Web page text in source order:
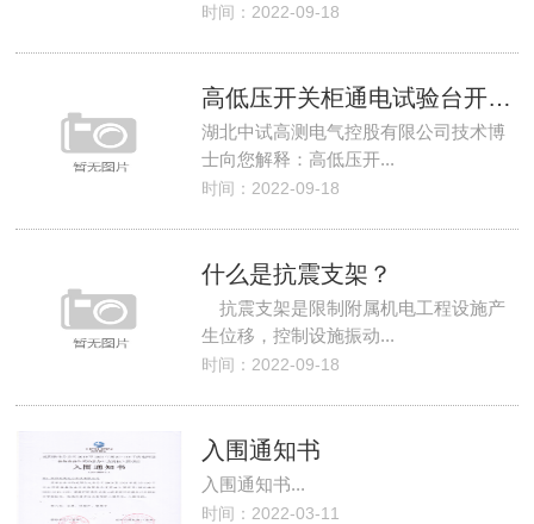
时间：2022-09-18
高低压开关柜通电试验台开关合闸电源，外配电源
湖北中试高测电气控股有限公司技术博
士向您解释：高低压开...
时间：2022-09-18
什么是抗震支架？
抗震支架是限制附属机电工程设施产
生位移，控制设施振动...
时间：2022-09-18
入围通知书
入围通知书...
时间：2022-03-11